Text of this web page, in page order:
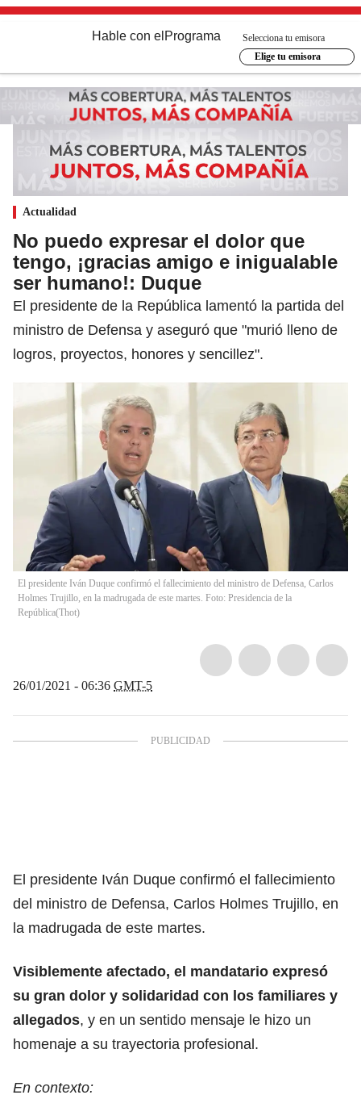
Hable con el Programa
Selecciona tu emisora
Elige tu emisora
Actualidad
No puedo expresar el dolor que
tengo, ¡gracias amigo e inigualable
ser humano!: Duque
El presidente de la República lamentó la partida del
ministro de Defensa y aseguró que "murió lleno de
logros, proyectos, honores y sencillez".
El presidente Iván Duque confirmó el fallecimiento del ministro de Defensa, Carlos
Holmes Trujillo, en la madrugada de este martes. Foto: Presidencia de la
República(Thot)
26/01/2021 - 06:36 GMT-5
El presidente Iván Duque confirmó el fallecimiento
del ministro de Defensa, Carlos Holmes Trujillo, en
la madrugada de este martes.
Visiblemente afectado, el mandatario expresó
su gran dolor y solidaridad con los familiares y
allegados, y en un sentido mensaje le hizo un
homenaje a su trayectoria profesional.
En contexto: